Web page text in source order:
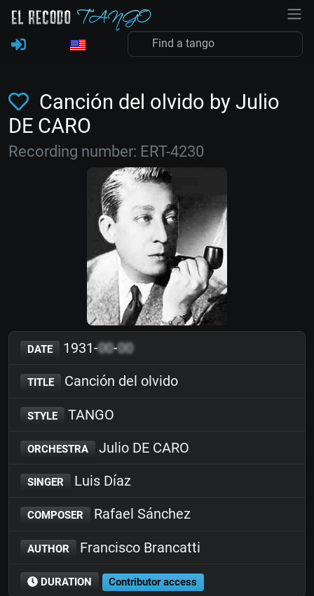
Canción del olvido by Julio
DE CARO
Recording number: ERT-4230
DATE 1931-00-00
TITLE Canción del olvido
STYLE TANGO
ORCHESTRA Julio DE CARO
SINGER Luis Díaz
COMPOSER Rafael Sánchez
AUTHOR Francisco Brancatti
DURATION Contributor access